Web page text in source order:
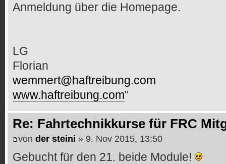
Anmeldung über die Homepage.
LG
Florian
wemmert@haftreibung.com
www.haftreibung.com"
Re: Fahrtechnikkurse für FRC
von der steini » 9. Nov 2015, 13:50
Gebucht für den 21. beide Module!